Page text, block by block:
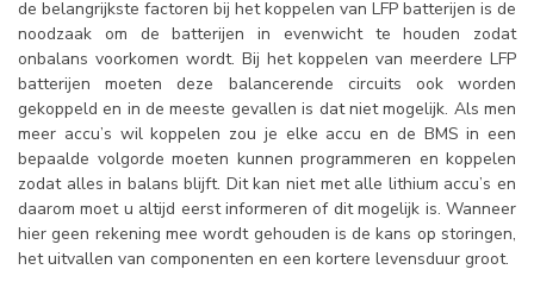
de belangrijkste factoren bij het koppelen van LFP batterijen is de
noodzaak om de batterijen in evenwicht te houden zodat
onbalans voorkomen wordt. Bij het koppelen van meerdere LFP
batterijen moeten deze balancerende circuits ook worden
gekoppeld en in de meeste gevallen is dat niet mogelijk. Als men
meer accu’s wil koppelen zou je elke accu en de BMS in een
bepaalde volgorde moeten kunnen programmeren en koppelen
zodat alles in balans blijft. Dit kan niet met alle lithium accu’s en
daarom moet u altijd eerst informeren of dit mogelijk is. Wanneer
hier geen rekening mee wordt gehouden is de kans op storingen,
het uitvallen van componenten en een kortere levensduur groot.